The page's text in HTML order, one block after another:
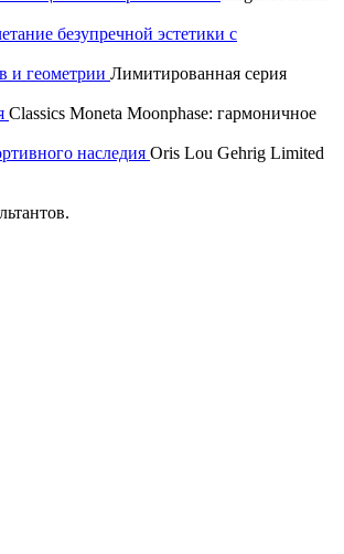
безупречной эстетики с
и геометрии Лимитированная серия
Classics Moneta Moonphase: гармоничное
наследия Oris Lou Gehrig Limited